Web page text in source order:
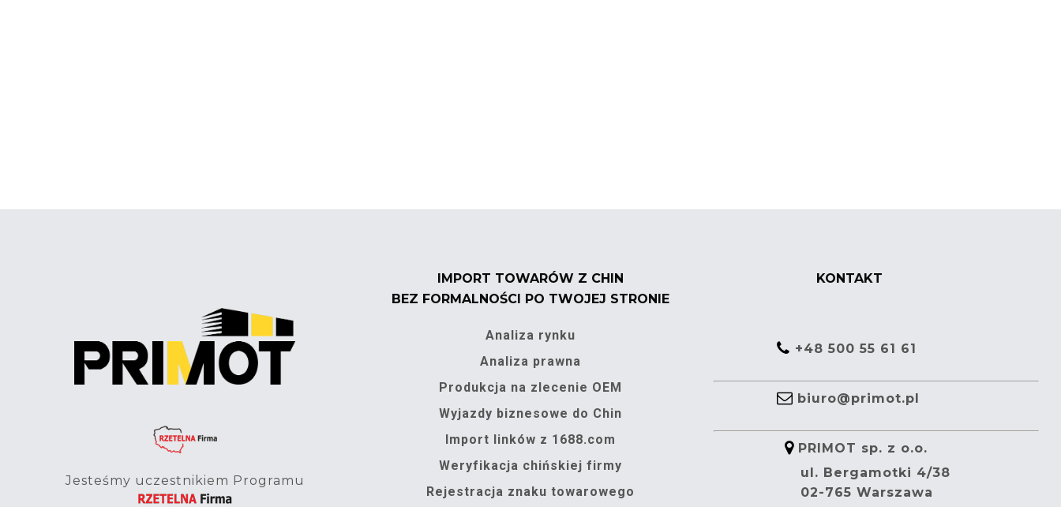
Jesteśmy uczestnikiem Programu
IMPORT TOWARÓW Z CHIN
BEZ FORMALNOŚCI PO TWOJEJ STRONIE
Analiza rynku
Analiza prawna
Produkcja na zlecenie OEM
Wyjazdy biznesowe do Chin
Import linków z 1688.com
Weryfikacja chińskiej firmy
Rejestracja znaku towarowego
KONTAKT
+48 500 55 61 61
biuro@primot.pl
PRIMOT sp. z o.o.
ul. Bergamotki 4/38
02-765 Warszawa